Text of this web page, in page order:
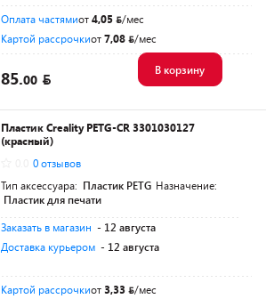
Оплата частямиот4,05
/мес
Картой рассрочкиот7,08 /мес
85.00
В корзину
Пластик Creality PETG-CR 3301030127
(красный)
0 отзывов
Тип аксессуара: Пластик PETG Назначение:
Пластик для печати
Заказать в магазин - 12 августа
Доставка курьером - 12 августа
Картой рассрочкиот3,33 /мес